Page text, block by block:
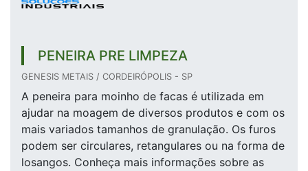
PENEIRA PRE LIMPEZA
GENESIS METAIS / CORDEIRÓPOLIS - SP
A peneira para moinho de facas é utilizada em
ajudar na moagem de diversos produtos e com os
mais variados tamanhos de granulação. Os furos
podem ser circulares, retangulares ou na forma de
losangos. Conheça mais informações sobre as